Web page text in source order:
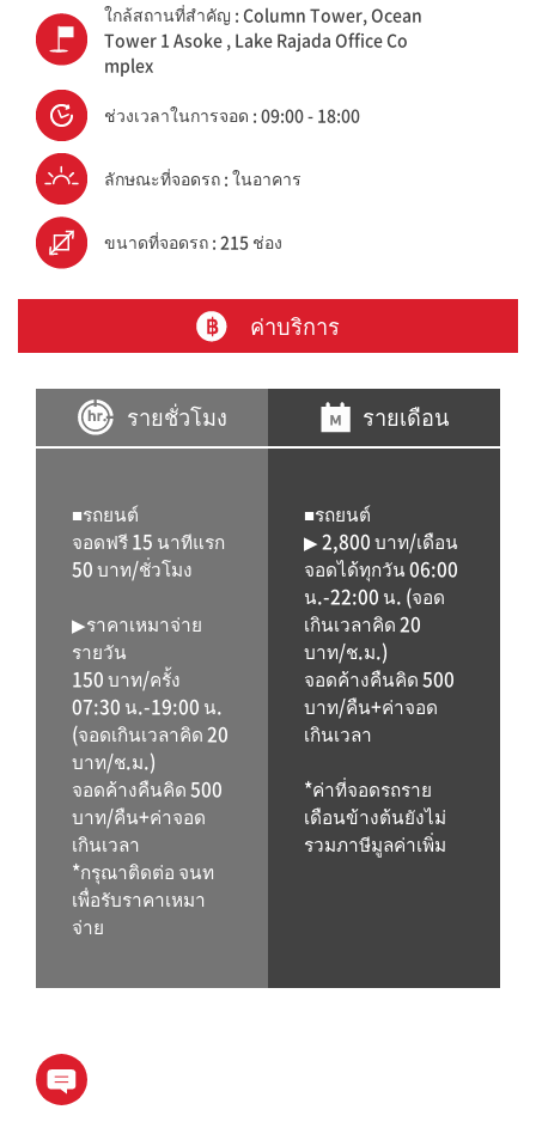
ใกล้สถานที่สำคัญ : Column Tower, Ocean
Tower 1 Asoke , Lake Rajada Office Co
mplex
ช่วงเวลาในการจอด : 09:00 - 18:00
ลักษณะที่จอดรถ : ในอาคาร
ขนาดที่จอดรถ : 215 ช่อง
ค่าบริการ
รายชั่วโมง
■รถยนต์
จอดฟรี 15 นาทีแรก
50 บาท/ชั่วโมง
▶ราคาเหมาจ่าย
รายวัน
150 บาท/ครั้ง
07:30 น.-19:00 น.
(จอดเกินเวลาคิด 20
บาท/ช.ม.)
จอดค้างคืนคิด 500
บาท/คืน+ค่าจอด
เกินเวลา
*กรุณาติดต่อ จนท
เพื่อรับราคาเหมา
จ่าย
รายเดือน
■รถยนต์
▶ 2,800 บาท/เดือน
จอดได้ทุกวัน 06:00
น.-22:00 น. (จอด
เกินเวลาคิด 20
บาท/ช.ม.)
จอดค้างคืนคิด 500
บาท/คืน+ค่าจอด
เกินเวลา
*ค่าที่จอดรถราย
เดือนข้างต้นยังไม่
รวมภาษีมูลค่าเพิ่ม